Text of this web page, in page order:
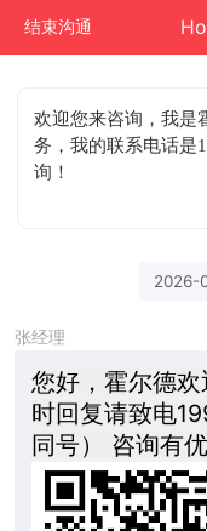
结束沟通
欢迎您来咨询 ，我
务，我的联系电话是
询！
2026-
张经理
您好，霍尔德
时回复请致电
同号） 咨询有优